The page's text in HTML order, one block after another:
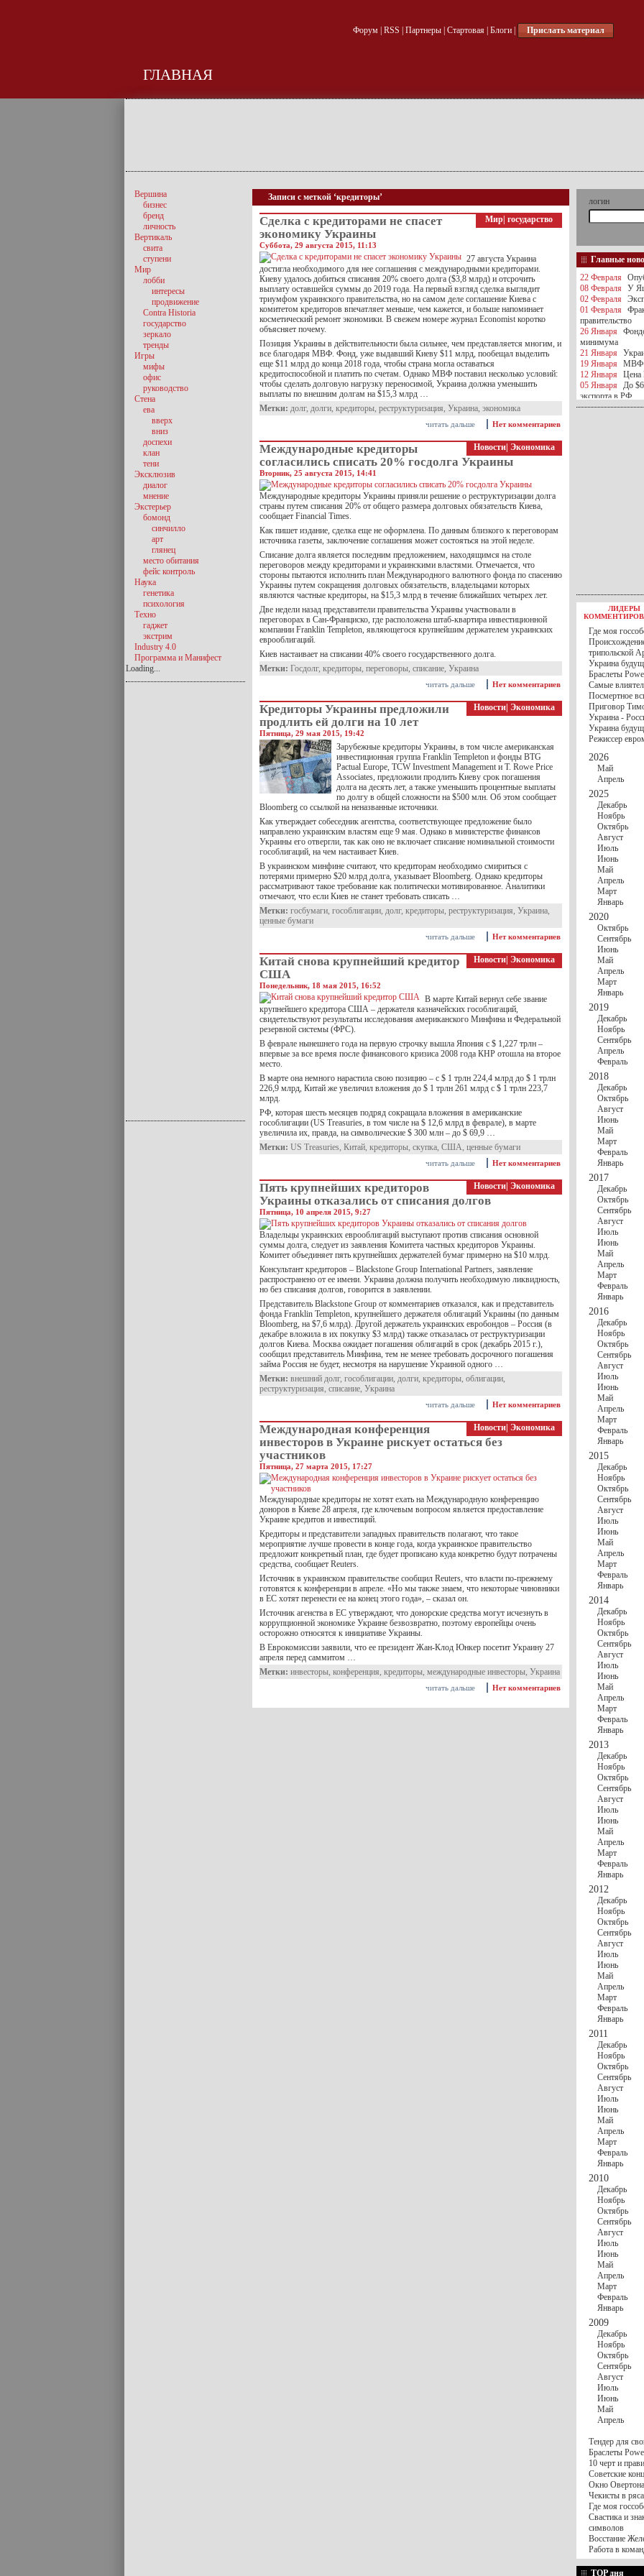
Форум| RSS Партнеры| Стартовая| Блоги| Прислать материал
ГЛАВНАЯ
Записи с меткой ‘кредиторы’
Мир государство
Сделка с кредиторами не спасет
экономику Украины
Суббота, 29 августа 2015, 11:13
27 августа Украина
достигла необходимого для нее соглашения с международными кредиторами.
Киеву удалось добиться списания 20% своего долга ($3,8 млрд) и отсрочить
выплату оставшейся суммы до 2019 года. На первый взгляд сделка выглядит
триумфом украинского правительства, но на самом деле соглашение Киева с
комитетом кредиторов впечатляет меньше, чем кажется, и больше напоминает
косметический ремонт экономики. В свежем номере журнал Economist коротко
объясняет почему.
Позиция Украины в действительности была сильнее, чем представляется многим, и
все благодаря МВФ. Фонд, уже выдавший Киеву $11 млрд, пообещал выделить
еще $11 млрд до конца 2018 года, чтобы страна могла оставаться
кредитоспособной и платить по счетам. Однако МВФ поставил несколько условий:
чтобы сделать долговую нагрузку переносимой, Украина должна уменьшить
выплаты по внешним долгам на $15,3 млрд …
Метки: долг, долги, кредиторы, реструктуризация, Украина, экономика
Нет комментариев
читать дальше
Новости Экономика
Международные кредиторы
согласились списать 20% госдолга Украины
Вторник, 25 августа 2015, 14:41
Международные кредиторы Украины приняли решение о реструктуризации долга
страны путем списания 20% от общего размера долговых обязательств Киева,
сообщает Financial Times.
Как пишет издание, сделка еще не оформлена. По данным близкого к переговорам
источника газеты, заключение соглашения может состояться на этой неделе.
Списание долга является последним предложением, находящимся на столе
переговоров между кредиторами и украинскими властями. Отмечается, что
стороны пытаются исполнить план Международного валютного фонда по спасению
Украины путем сокращения долговых обязательств, владельцами которых
являются частные кредиторы, на $15,3 млрд в течение ближайших четырех лет.
Две недели назад представители правительства Украины участвовали в
переговорах в Сан-Франциско, где расположена штаб-квартира инвестиционной
компании Franklin Templeton, являющегося крупнейшим держателем украинских
еврооблигаций.
Киев настаивает на списании 40% своего государственного долга.
Метки: Госдолг, кредиторы, переговоры, списание, Украина
Нет комментариев
читать дальше
Новости Экономика
Кредиторы Украины предложили
продлить ей долги на 10 лет
Пятница, 29 мая 2015, 19:42
Зарубежные кредиторы Украины, в том числе американская
инвестиционная группа Franklin Templeton и фонды BTG
Pactual Europe, TCW Investment Management и T. Rowe Price
Associates, предложили продлить Киеву срок погашения
долга на десять лет, а также уменьшить процентные выплаты
по долгу в общей сложности на $500 млн. Об этом сообщает
Bloomberg со ссылкой на неназванные источники.
Как утверждает собеседник агентства, соответствующее предложение было
направлено украинским властям еще 9 мая. Однако в министерстве финансов
Украины его отвергли, так как оно не включает списание номинальной стоимости
гособлигаций, на чем настаивает Киев.
В украинском минфине считают, что кредиторам необходимо смириться с
потерями примерно $20 млрд долга, указывает Bloomberg. Однако кредиторы
рассматривают такое требование как политически мотивированное. Аналитики
отмечают, что если Киев не станет требовать списать …
Метки: госбумаги, гособлигации, долг, кредиторы, реструктуризация, Украина,
ценные бумаги
Нет комментариев
читать дальше
Новости Экономика
Китай снова крупнейший кредитор
США
Понедельник, 18 мая 2015, 16:52
В марте Китай вернул себе звание
крупнейшего кредитора США – держателя казначейских гособлигаций,
свидетельствуют результаты исследования американского Минфина и Федеральной
резервной системы (ФРС).
В феврале нынешнего года на первую строчку вышла Япония с $ 1,227 трлн –
впервые за все время после финансового кризиса 2008 года КНР отошла на второе
место.
В марте она немного нарастила свою позицию – с $ 1 трлн 224,4 млрд до $ 1 трлн
226,9 млрд, Китай же увеличил вложения до $ 1 трлн 261 млрд с $ 1 трлн 223,7
млрд.
РФ, которая шесть месяцев подряд сокращала вложения в американские
гособлигации (US Treasuries, в том числе на $ 12,6 млрд в феврале), в марте
увеличила их, правда, на символические $ 300 млн – до $ 69,9 …
Метки: US Treasuries, Китай, кредиторы, скупка, США, ценные бумаги
Нет комментариев
читать дальше
Новости Экономика
Пять крупнейших кредиторов
Украины отказались от списания долгов
Пятница, 10 апреля 2015, 9:27
Владельцы украинских евро­облигаций выступают против списания основной
суммы долга, следует из заявления Комитета частных кредиторов Украины.
Комитет объединяет пять крупнейших держателей бумаг примерно на $10 млрд.
Консультант кредиторов – Blacks­to­ne Group International Part­ners, заявление
распространено от ее имени. Украина должна получить необходимую ликвидность,
но без списания долгов, говорится в заявлении.
Представитель Blackstone Group от комментариев отказался, как и представитель
фонда Franklin Templeton, крупнейшего держателя облигаций Украины (по данным
Bloomberg, на $7,6 млрд). Другой держатель украинских евробондов – Россия (в
декабре вложила в их покупку $3 млрд) также отказалась от реструктуризации
долгов Киева. Москва ожидает погашения облигаций в срок (декабрь 2015 г.),
сообщил представитель Минфина, тем не менее требовать досрочного погашения
займа Россия не будет, несмотря на нарушение Украиной одного …
Метки: внешний долг, гособлигации, долги, кредиторы, облигации,
реструктуризация, списание, Украина
Нет комментариев
читать дальше
Новости Экономика
Международная конференция
инвесторов в Украине рискует остаться без
участников
Пятница, 27 марта 2015, 17:27
Международные кредиторы не хотят ехать на Международную конференцию
доноров в Киеве 28 апреля, где ключевым вопросом является предоставление
Украине кредитов и инвестиций.
Кредиторы и представители западных правительств полагают, что такое
мероприятие лучше провести в конце года, когда украинское правительство
предложит конкретный план, где будет прописано куда конкретно будут потрачены
средства, сообщает Reuters.
Источник в украинском правительстве сообщил Reuters, что власти по-прежнему
готовятся к конференции в апреле. «Но мы также знаем, что некоторые чиновники
в ЕС хотят перенести ее на конец этого года», – сказал он.
Источник агенства в ЕС утверждают, что донорские средства могут исчезнуть в
коррупционной экономике Украине безвозвратно, поэтому европейцы очень
осторожно относятся к инициативе Украины.
В Еврокомиссии заявили, что ее президент Жан-Клод Юнкер посетит Украину 27
апреля перед саммитом …
Метки: инвесторы, конференция, кредиторы, международные инвесторы, Украина
Нет комментариев
читать дальше
Вершина
бизнес
бренд
личность
Вертикаль
свита
ступени
Мир
лобби
интересы
продвижение
Contra Historia
государство
зеркало
тренды
Игры
мифы
офис
руководство
Стена
ева
вверх
вниз
доспехи
клан
тени
Эксклюзив
диалог
мнение
Экстерьер
бомонд
синчилло
арт
глянец
место обитания
фейс контроль
Наука
генетика
психология
Техно
гаджет
экстрим
Industry 4.0
Программа и Манифест
Loading...
логин
Главные
22 Февраля
08 Февраля
У
02 Февраля
01 Февраля
правительство
26 Января
минимума
21 Января
19 Января
МВФ
12 Января
Цена
05 Января
До
экспорта в РФ
05 Января
Киев
30 Ноября С 1
30 Ноября
РФ
27 Ноября
ВВП
госбюджете
27 Ноября
Турции
17 Ноября
шестилетнего
16 Ноября
13 Ноября
10 Ноября
10 Ноября
особом статусе
03 Ноября
ЛИДЕРЫ
Где моя
трипольской
Украина
Браслеты
Самые
Посмертное
Приговор
Украина -
Украина
Режиссер
2026
Май
Апрель
2025
Декабрь
Ноябрь
Октябрь
Август
Июль
Июнь
Май
Апрель
Март
Январь
2020
Октябрь
Сентябрь
Июнь
Май
Апрель
Март
Январь
2019
Декабрь
Ноябрь
Сентябрь
Апрель
Февраль
2018
Декабрь
Октябрь
Август
Июнь
Май
Март
Февраль
Январь
2017
Декабрь
Октябрь
Сентябрь
Август
Июль
Июнь
Май
Апрель
Март
Февраль
Январь
2016
Декабрь
Ноябрь
Октябрь
Сентябрь
Август
Июль
Июнь
Май
Апрель
Март
Февраль
Январь
2015
Декабрь
Ноябрь
Октябрь
Сентябрь
Август
Июль
Июнь
Май
Апрель
Март
Февраль
Январь
2014
Декабрь
Ноябрь
Октябрь
Сентябрь
Август
Июль
Июнь
Май
Апрель
Март
Февраль
Январь
2013
Декабрь
Ноябрь
Октябрь
Сентябрь
Август
Июль
Июнь
Май
Апрель
Март
Февраль
Январь
2012
Декабрь
Ноябрь
Октябрь
Сентябрь
Август
Июль
Июнь
Май
Апрель
Март
Февраль
Январь
2011
Декабрь
Ноябрь
Октябрь
Сентябрь
Август
Июль
Июнь
Май
Апрель
Март
Февраль
Январь
2010
Декабрь
Ноябрь
Октябрь
Сентябрь
Август
Июль
Июнь
Май
Апрель
Март
Февраль
Январь
2009
Декабрь
Ноябрь
Октябрь
Сентябрь
Август
Июль
Июнь
Май
Апрель
Тендер для
Браслеты
10 черт и
Советские
Окно
Чекисты в
Где моя
Свастика и
символов
Восстание
Работа в
TOP дня